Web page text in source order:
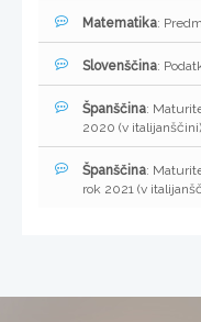
Matematika:
Slovenščina:
Španščina:
2020 (v italijanščini)
Španščina:
rok 2021 (v